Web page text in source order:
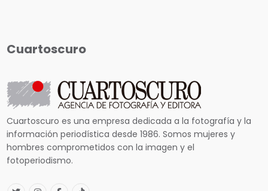
Cuartoscuro
Cuartoscuro es una empresa dedicada a la fotografía y la
información periodística desde 1986. Somos mujeres y
hombres comprometidos con la imagen y el
fotoperiodismo.